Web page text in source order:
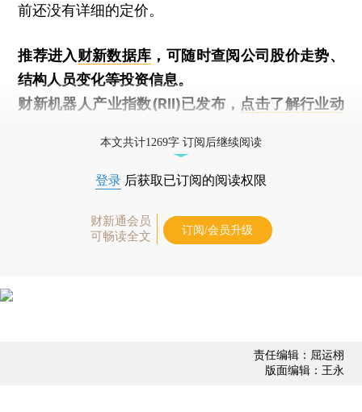
前还没有详细的定价。
推荐进入财新数据库 ，可随时查阅公司股价走势、
结构人员变化等投资信息。
财新机器人产业指数(RII)已发布， 点击了解行业动
本文共计1269字 订阅后继续阅读
登录 后获取已订阅的阅读权限
财新通会员
可畅读全文
订阅/会员升级
责任编辑：屈运栩
版面编辑：王永